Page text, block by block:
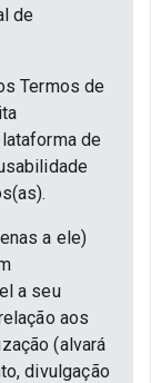
de
Termos de
de
a ele)
a seu
aos
(alvará
divulgação